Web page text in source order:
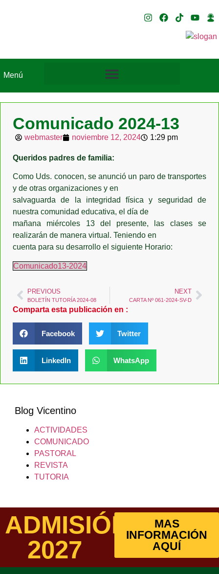
Menú
Comunicado 2024-13
webmaster noviembre 12, 2024 1:29 pm
Queridos padres de familia:
Como Uds. conocen, se anunció un paro de transportes
y de otras organizaciones y en
salvaguarda de la integridad física y seguridad de
nuestra comunidad educativa, el día de
mañana miércoles 13 del presente, las clases se
realizarán de manera virtual. Teniendo en
cuenta para su desarrollo el siguiente Horario:
Comunicado13-2024
PREVIOUS
BOLETÍN TUTORÍA 2024-08
NEXT
CARTA Nº 061-2024-SV-D
Comparta esta publicación en :
Facebook Twitter
LinkedIn WhatsApp
Blog Vicentino
ACTIVIDADES
COMUNICADO
PASTORAL
REVISTA
TUTORIA
ADMISIÓN
2027
MAS
INFORMACIÓN
AQUÍ